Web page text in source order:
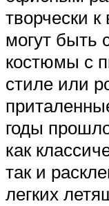
творчески
могут быть
костюмы с
стиле или
годы
как
так и
легких